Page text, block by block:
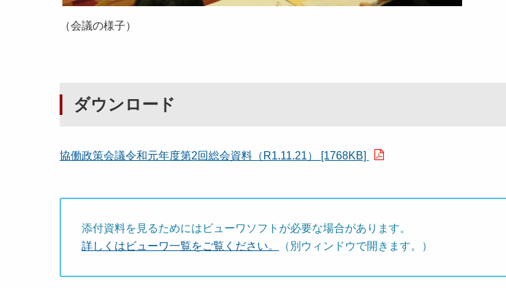
（会議の様子）
ダウンロード
協働政策会議令和元年度第2回総会資料（R1.11.21） [1768KB]
添付資料を見るためにはビューワソフトが必要な場合があります。
詳しくはビューワ一覧をご覧ください。
（別ウィンドウで開きます。）